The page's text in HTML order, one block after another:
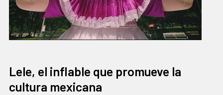
Lele, el inflable que promueve la
cultura mexicana